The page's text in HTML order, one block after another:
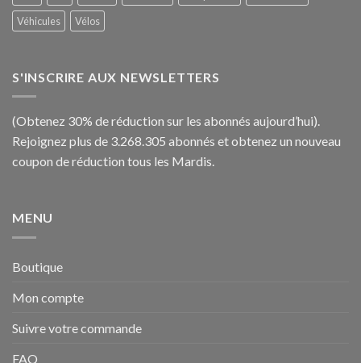
Véhicules
Vélos
S'INSCRIRE AUX NEWSLETTERS
(Obtenez 30% de réduction sur les abonnés aujourd’hui).
Rejoignez plus de 3.268.305 abonnés et obtenez un nouveau
coupon de réduction tous les Mardis.
MENU
Boutique
Mon compte
Suivre votre commande
FAQ